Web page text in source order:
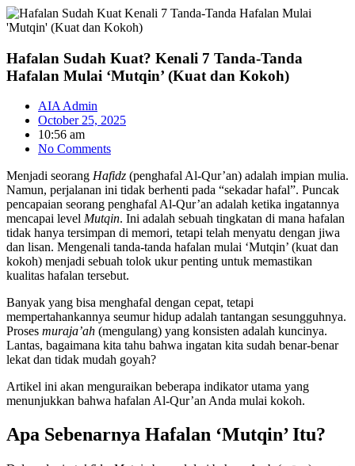
Skip
to
Hafalan Sudah Kuat? Kenali 7 Tanda-Tanda
Hafalan Mulai ‘Mutqin’ (Kuat dan Kokoh)
AIA Admin
October 25, 2025
10:56 am
No Comments
Menjadi seorang Hafidz (penghafal Al-Qur’an) adalah impian mulia.
Namun, perjalanan ini tidak berhenti pada “sekadar hafal”. Puncak
pencapaian seorang penghafal Al-Qur’an adalah ketika ingatannya
mencapai level Mutqin. Ini adalah sebuah tingkatan di mana hafalan
tidak hanya tersimpan di memori, tetapi telah menyatu dengan jiwa
dan lisan. Mengenali tanda-tanda hafalan mulai ‘Mutqin’ (kuat dan
kokoh) menjadi sebuah tolok ukur penting untuk memastikan
kualitas hafalan tersebut.
Banyak yang bisa menghafal dengan cepat, tetapi
mempertahankannya seumur hidup adalah tantangan sesungguhnya.
Proses muraja’ah (mengulang) yang konsisten adalah kuncinya.
Lantas, bagaimana kita tahu bahwa ingatan kita sudah benar-benar
lekat dan tidak mudah goyah?
Artikel ini akan menguraikan beberapa indikator utama yang
menunjukkan bahwa hafalan Al-Qur’an Anda mulai kokoh.
Apa Sebenarnya Hafalan ‘Mutqin’ Itu?